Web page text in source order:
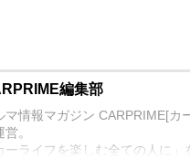
編集部
マ情報マガジン CARPRIME[カ
営。
ーライフを楽しむ全ての人に」